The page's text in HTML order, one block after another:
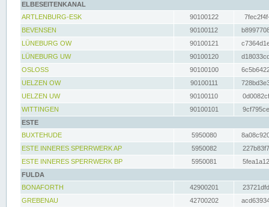
ELBESEITENKANAL
ARTLENBURG-ESK
90100122
BEVENSEN
90100112
LÜNEBURG OW
90100121
LÜNEBURG UW
90100120
OSLOSS
90100100
UELZEN OW
90100111
UELZEN UW
90100110
WITTINGEN
90100101
ESTE
BUXTEHUDE
5950080
ESTE INNERES SPERRWERK AP
5950082
ESTE INNERES SPERRWERK BP
5950081
FULDA
BONAFORTH
42900201
GREBENAU
42700202